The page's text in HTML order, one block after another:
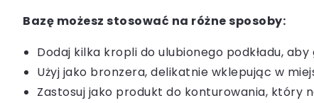
Bazę możesz stosować na różne sposoby:
Dodaj kilka kropli do ulubionego podkładu,
Użyj jako bronzera, delikatnie wklepując w
Zastosuj jako produkt do konturowania, który